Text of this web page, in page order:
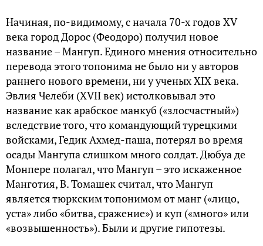
Начиная, по-видимому, с начала 70-х годов XV
века город Дорос (Феодоро) получил новое
название – Мангуп. Единого мнения относительно
перевода этого топонима не было ни у авторов
раннего нового времени, ни у ученых XIX века.
Эвлия Челеби (XVII век) истолковывал это
название как арабское манкуб («злосчастный»)
вследствие того, что командующий турецкими
войсками, Гедик Ахмед-паша, потерял во время
осады Мангупа слишком много солдат. Дюбуа де
Монпере полагал, что Мангуп – это искаженное
Манготия, В. Томашек считал, что Мангуп
является тюркским топонимом от манг («лицо,
уста» либо «битва, сражение») и куп («много» или
«возвышенность»). Были и другие гипотезы.